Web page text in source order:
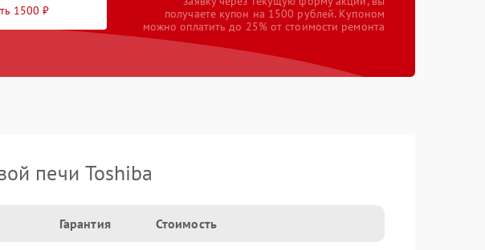
1500 ₽
получаете купон на 1500 рублей. Купоном
можно оплатить до 25% от стоимости ремонта
печи Toshiba
Гарантия Стоимость